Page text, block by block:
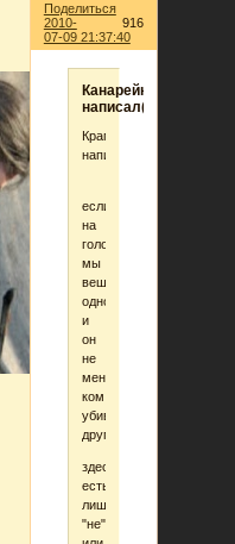
Поделиться
916
2010-
07-09 21:37:40
Канарейка
написал(а):
Крапива
написал(а):
если
на
голосовании
мы
вешаем
одного
и
он
не
мент,
ком
убивает
другого
здесь
есть
лишнее
"не"